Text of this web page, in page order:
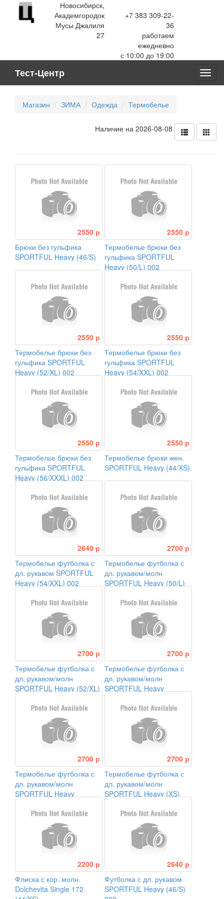
Новосибирск,
Академгородок
Мусы Джалиля
27
+7 383 309-22-
36
работаем
ежедневно
с 10:00 до 19:00
Тест-Центр
Магазин ЗИМА Одежда Термобелье
Наличие на 2026-08-08
2550 р
Брюки без гульфика
SPORTFUL Heavy (46/S)
2550 р
Термобелье брюки без
гульфика SPORTFUL
Heavy (50/L) 002
2550 р
Термобелье брюки без
гульфика SPORTFUL
Heavy (52/XL) 002
2550 р
Термобелье брюки без
гульфика SPORTFUL
Heavy (54/XXL) 002
2550 р
Термобелье брюки без
гульфика SPORTFUL
Heavy (56/XXXL) 002
2550 р
Термобелье брюки жен.
SPORTFUL Heavy (44/XS)
2640 р
Термобелье футболка с
дл. рукавом SPORTFUL
Heavy (54/XXL) 002
2700 р
Термобелье футболка с
дл. рукавом/молн
SPORTFUL Heavy (50/L)
2700 р
Термобелье футболка с
дл. рукавом/молн
SPORTFUL Heavy (52/XL)
2700 р
Термобелье футболка с
дл. рукавом/молн
SPORTFUL Heavy
2700 р
Термобелье футболка с
дл. рукавом/молн
SPORTFUL Heavy
2700 р
Термобелье футболка с
дл. рукавом/молн
SPORTFUL Heavy (XS)
2200 р
Флиска с кор. молн.
Dolchevita Single 172
2640 р
Футболка с дл. рукавом
SPORTFUL Heavy (46/S)